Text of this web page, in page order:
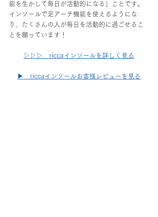
能を生かして毎日が活動的になる」ことです。
インソールで足アーチ機能を使えるようにな
り、たくさんの人が毎日を活動的に過ごせるこ
とを願っています！
▷▷▷　riccaインソールを詳しく見る
▶　riccaインソールお客様レビューを見る